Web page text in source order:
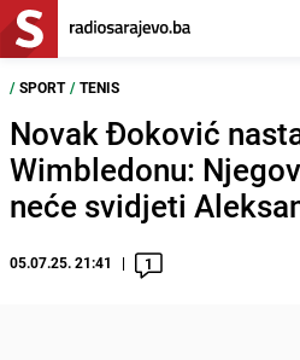
/ SPORT / TENIS
Novak Đoković
Wimbledonu:
neće svidjeti
05.07.25. 21:41 1